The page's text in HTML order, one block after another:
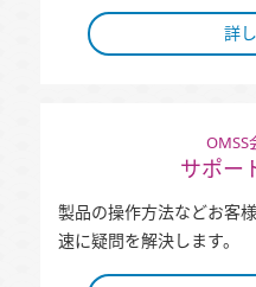
詳
OMSS
サポー
製品の操作方法などお客
速に疑問を解決します。